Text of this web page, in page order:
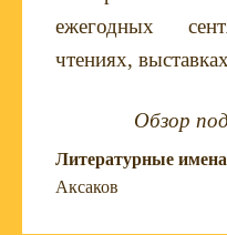
ежегодных
чтениях,
Обзор
Литературные
Аксаков